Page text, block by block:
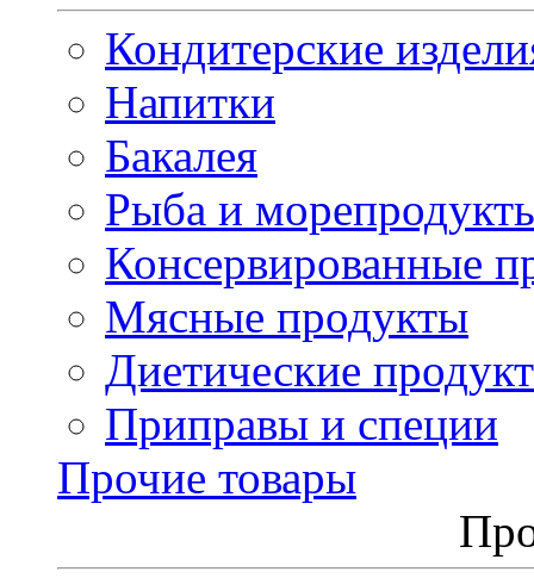
Кондитерские
Напитки
Бакалея
Рыба и
Консервированные
Мясные продукты
Диетические
Приправы и специи
Прочие товары